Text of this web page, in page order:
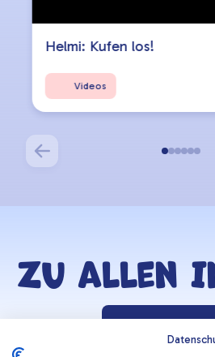
Helmi: Kufen los!
Videos
Zu allen
Zurück zur